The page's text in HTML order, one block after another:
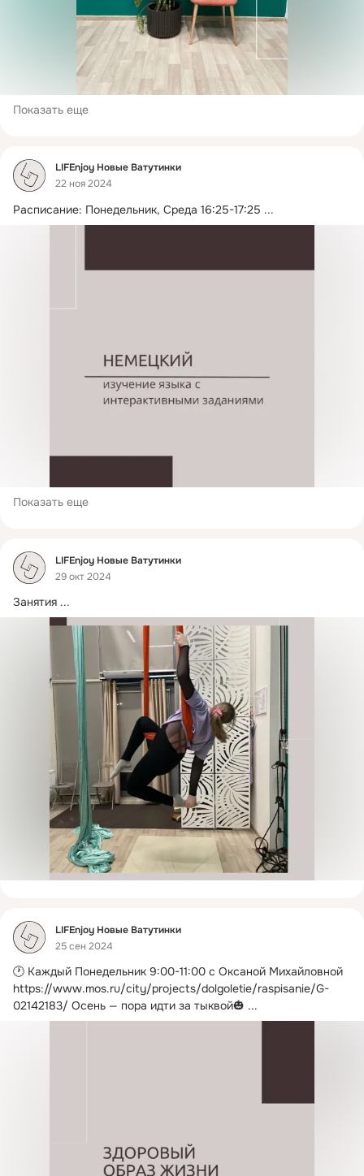
Показать еще
Фид
LIFEnjoy Новые Ватутинки
22 ноя 2024
Расписание: Понедельник, Среда 16:25-17:25 ...
Показать еще
Фид
LIFEnjoy Новые Ватутинки
29 окт 2024
Занятия ...
Фид
LIFEnjoy Новые Ватутинки
25 сен 2024
🕐 Каждый Понедельник 9:00-11:00 с Оксаной Михайловной
https://www.mos.ru/city/projects/dolgoletie/raspisanie/G-
02142183/ Осень — пора идти за тыквой🎃 ...